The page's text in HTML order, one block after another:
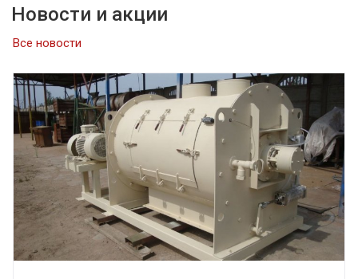
Все новости
Новости и акции